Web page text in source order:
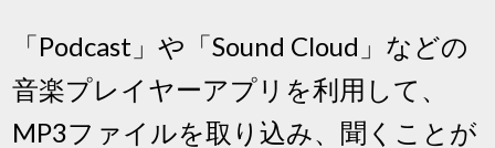
「Podcast」や「Sound Cloud」などの
音楽プレイヤーアプリを利用して、
MP3ファイルを取り込み、聞くことが